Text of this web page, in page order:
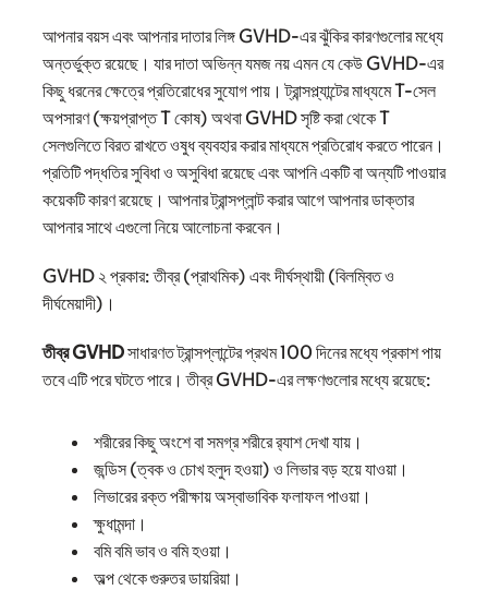
আপনার বয়স এবং আপনার দাতার লিঙ্গ GVHD-এর ঝুঁকির কারণগুলোর মধ্যে
অন্তর্ভুক্ত রয়েছে। যার দাতা অভিন্ন যমজ নয় এমন যে কেউ GVHD-এর
কিছু ধরনের ক্ষেত্রে প্রতিরোধের সুযোগ পায়। ট্রান্সপ্ল্যান্টের মাধ্যমে T-সেল
অপসারণ (ক্ষয়প্রাপ্ত T কোষ) অথবা GVHD সৃষ্টি করা থেকে T
সেলগুলিতে বিরত রাখতে ওষুধ ব্যবহার করার মাধ্যমে প্রতিরোধ করতে পারেন।
প্রতিটি পদ্ধতির সুবিধা ও অসুবিধা রয়েছে এবং আপনি একটি বা অন্যটি পাওয়ার
কয়েকটি কারণ রয়েছে। আপনার ট্রান্সপ্লান্ট করার আগে আপনার ডাক্তার
আপনার সাথে এগুলো নিয়ে আলোচনা করবেন।
GVHD ২ প্রকার: তীব্র (প্রাথমিক) এবং দীর্ঘস্থায়ী (বিলম্বিত ও
দীর্ঘমেয়াদী)।
তীব্র GVHDসাধারণত ট্রান্সপ্লান্টের প্রথম 100 দিনের মধ্যে প্রকাশ পায়
তবে এটি পরে ঘটতে পারে। তীব্র GVHD-এর লক্ষণগুলোর মধ্যে রয়েছে:
শরীরের কিছু অংশে বা সমগ্র শরীরে র‍্যাশ দেখা যায়।
জন্ডিস (ত্বক ও চোখ হলুদ হওয়া) ও লিভার বড় হয়ে যাওয়া।
লিভারের রক্ত ​​পরীক্ষায় অস্বাভাবিক ফলাফল পাওয়া।
ক্ষুধামন্দা।
বমি বমি ভাব ও বমি হওয়া।
অল্প থেকে গুরুতর ডায়রিয়া।